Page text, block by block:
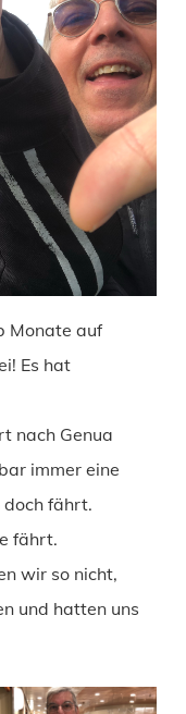
Monate auf
Es hat
nach Genua
immer eine
fährt.
fährt.
wir so nicht,
und hatten uns